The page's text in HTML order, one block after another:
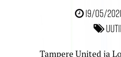
19/05/
Tampere United ja